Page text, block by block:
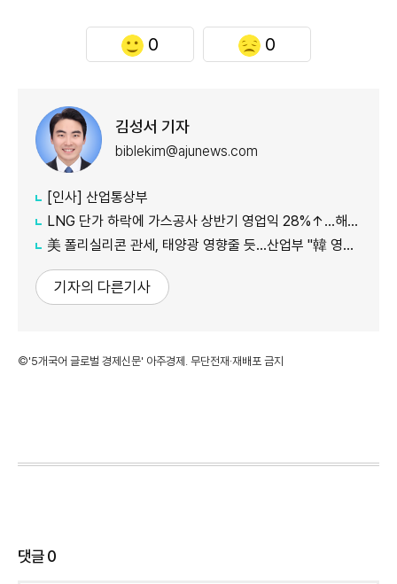
0 0
김성서 기자
biblekim@ajunews.com
[인사] 산업통상부
LNG 단가 하락에 가스공사 상반기 영업익 28%↑…해외사업 호조도 한몫
美 폴리실리콘 관세, 태양광 영향줄 듯…산업부 "韓 영향 최소화 협의"
기자의 다른기사
©'5개국어 글로벌 경제신문' 아주경제. 무단전재·재배포 금지
댓글0